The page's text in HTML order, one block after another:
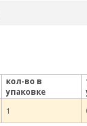
кол-во в
упаковке
1